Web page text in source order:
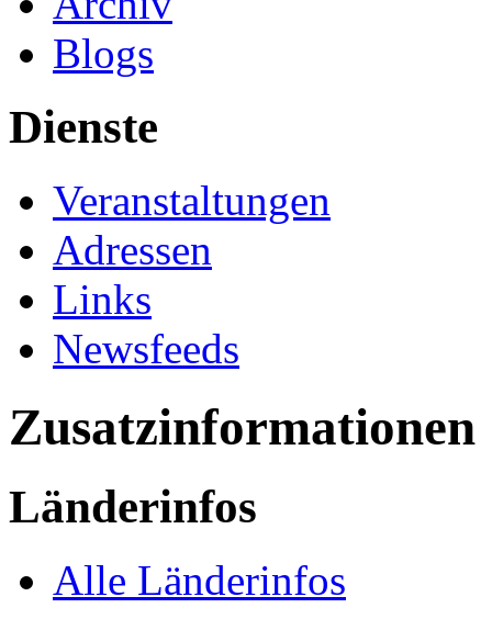
Blogs
Dienste
Veranstaltungen
Adressen
Links
Newsfeeds
Zusatzinformationen
Länderinfos
Alle Länderinfos